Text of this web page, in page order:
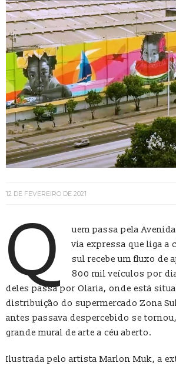
12 DE FEVEREIRO DE 2021
Q
uem passa pela
via expressa que liga a
sul recebe um fluxo de
800 mil veículos por
deles passa por Olaria, onde está
distribuição do supermercado Zona
antes passava despercebido se
grande mural de arte a céu aberto.
Ilustrada pelo artista Marlon Muk, a